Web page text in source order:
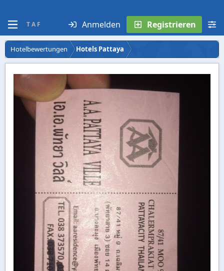
T A F Anmelden Registrieren
Hotelbewertungen Hotels Pattaya